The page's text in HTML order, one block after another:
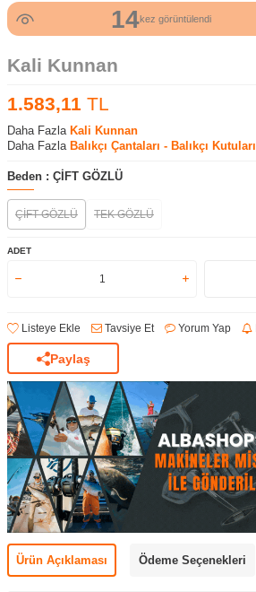
14kez görüntülendi
Kali Kunnan
1.583,11 TL
Daha Fazla Kali Kunnan
Daha Fazla Balıkçı Çantaları - Balıkçı Kutuları
Beden : ÇİFT GÖZLÜ
ÇİFT GÖZLÜ TEK GÖZLÜ
ADET
Listeye Ekle Tavsiye Et Yorum Yap
Paylaş
Ürün Açıklaması Ödeme Seçenekleri